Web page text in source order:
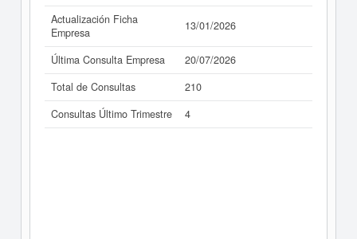
Actualización Ficha
Empresa
13/01/2026
Última Consulta Empresa
20/07/2026
Total de Consultas
210
Consultas Último Trimestre
4